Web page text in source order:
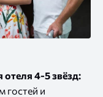
отеля 4-5 звёзд:
гостей и